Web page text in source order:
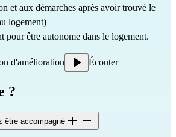
et aux démarches après avoir trouvé le
logement)
pour être autonome dans le logement.
d'amélioration Écouter
?
être accompagné